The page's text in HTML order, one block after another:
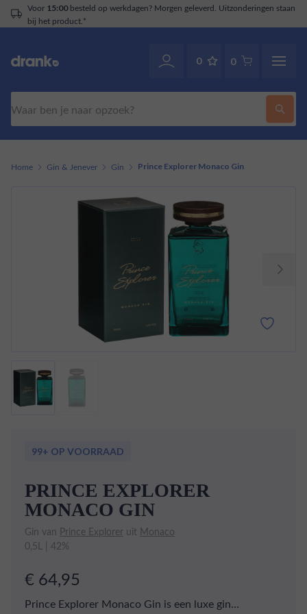
Voor 15:00besteld op werkdagen? Morgen geleverd. Uitzonderingen staan
bij het product.*
0 0
Home Gin & Jenever Gin Prince Explorer Monaco Gin
99+ OP VOORRAAD
PRINCE EXPLORER
MONACO GIN
Gin van Prince Explorer uit Monaco
0,5L | 42%
€ 64,95
Prince Explorer Monaco Gin is een luxe gin